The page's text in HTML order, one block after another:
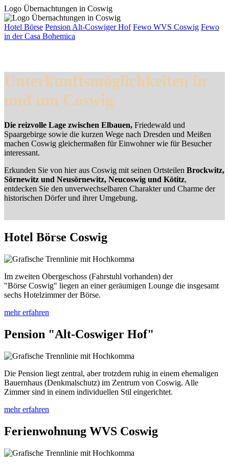
Logo Übernachtungen in Coswig
Hotel Börse Pension Alt-Coswiger Hof Fewo WVS Coswig Fewo
in der Casa Bohemica
Unterkunftsmöglichkeiten in
und um Coswig
Die reizvolle Lage zwischen Elbauen, Friedewald und
Spaargebirge sowie die kurzen Wege nach Dresden und Meißen
machen Coswig gleichermaßen für Einwohner wie für Besucher
interessant.
Erkunden Sie von hier aus Coswig mit seinen Ortsteilen Brockwitz,
Sörnewitz und Neusörnewitz, Neucoswig und Kötitz,
entdecken Sie den unverwechselbaren Charakter und Charme der
historischen Dörfer und ihrer Umgebung.
Hotel Börse Coswig
Im zweiten Obergeschoss (Fahrstuhl vorhanden) der
"Börse Coswig" liegen an einer geräumigen Lounge die insgesamt
sechs Hotelzimmer der Börse.
mehr erfahren
Pension "Alt-Coswiger Hof"
Die Pension liegt zentral, aber trotzdem ruhig in einem ehemaligen
Bauernhaus (Denkmalschutz) im Zentrum von Coswig. Alle
Zimmer sind in einem individuellen Stil eingerichtet.
mehr erfahren
Ferienwohnung WVS Coswig